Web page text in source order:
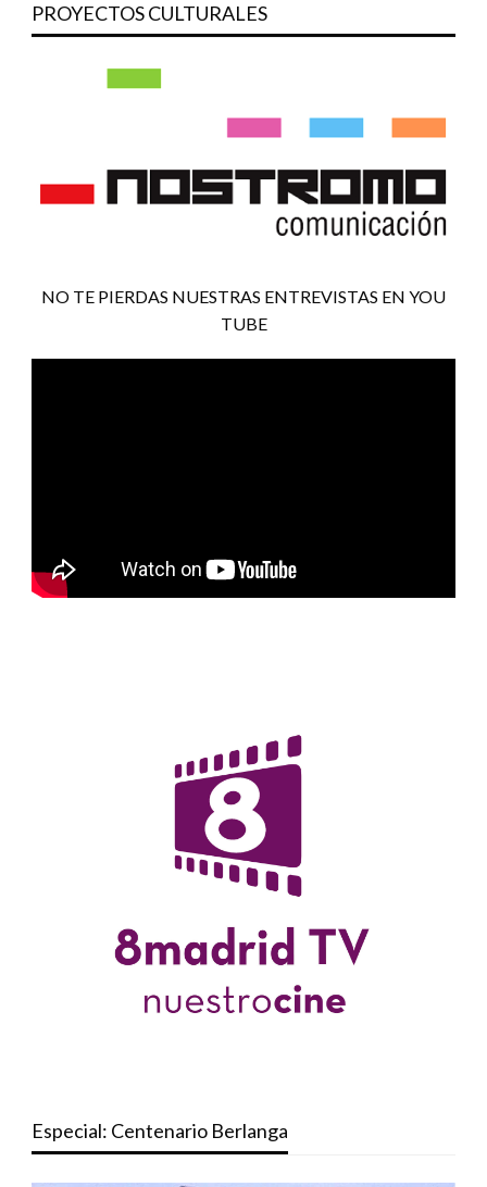
PROYECTOS CULTURALES
NO TE PIERDAS NUESTRAS ENTREVISTAS EN YOU
TUBE
Especial: Centenario Berlanga